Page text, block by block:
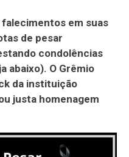
falecimentos em suas
de pesar
condolências
abaixo). O Grêmio
da instituição
justa homenagem